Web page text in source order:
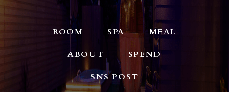
ROOM SPA MEAL
ABOUT SPEND
SNS POST